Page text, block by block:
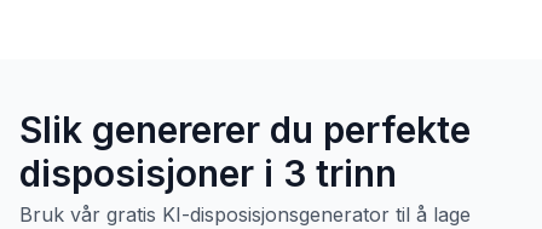
Slik genererer du perfekte
disposisjoner i 3 trinn
Bruk vår gratis KI-disposisjonsgenerator til å lage